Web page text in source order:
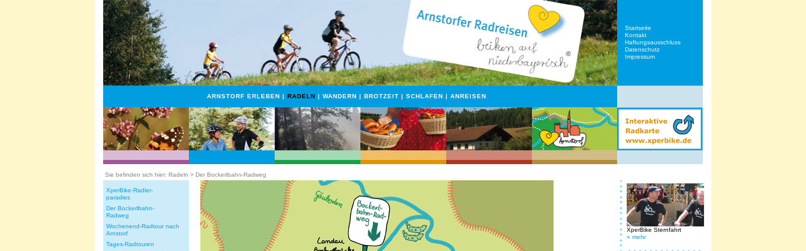
Startseite
Kontakt
Haftungsausschluss
Datenschutz
Impressum
ARNSTORF ERLEBEN | RADELN | WANDERN | BROTZEIT | SCHLAFEN | ANREISEN
Sie befinden sich hier: Radeln > Der Bockerlbahn-Radweg
XperBike-Radler-
paradies
Der Bockerlbahn-
Radweg
Wochenend-Radtour nach
Arnstorf
Tages-Radtouren
XperBike Sternfahrt
» mehr